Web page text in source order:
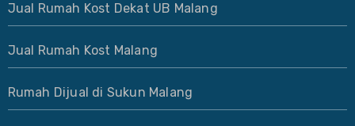
Jual Rumah Kost Dekat UB Malang
Jual Rumah Kost Malang
Rumah Dijual di Sukun Malang